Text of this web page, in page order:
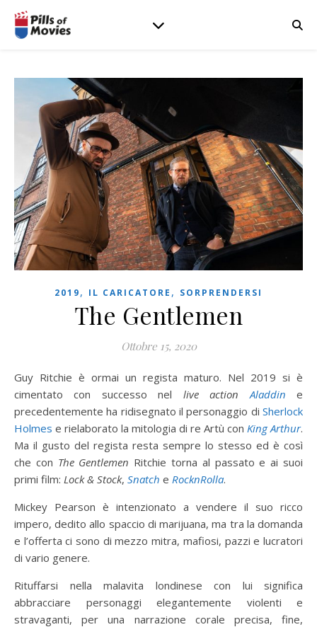
2019, IL CARICATORE , SORPRENDERSI
The Gentlemen
Ottobre 15, 2020
Guy Ritchie è ormai un regista maturo. Nel 2019 si è
cimentato con successo nel live action Aladdin e
precedentemente ha ridisegnato il personaggio di Sherlock
Holmes e rielaborato la mitologia di re Artù con King Arthur.
Ma il gusto del regista resta sempre lo stesso ed è così
che con The Gentlemen Ritchie torna al passato e ai suoi
primi film: Lock & Stock, Snatch e RocknRolla.
Mickey Pearson è intenzionato a vendere il suo ricco
impero, dedito allo spaccio di marijuana, ma tra la domanda
e l’offerta ci sono di mezzo mitra, mafiosi, pazzi e lucratori
di vario genere.
Rituffarsi nella malavita londinese con lui significa
abbracciare personaggi elegantemente violenti e
stravaganti, per una narrazione corale precisa, fine,